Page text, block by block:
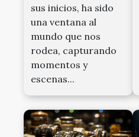
sus inicios, ha sido
una ventana al
mundo que nos
rodea, capturando
momentos y
escenas...